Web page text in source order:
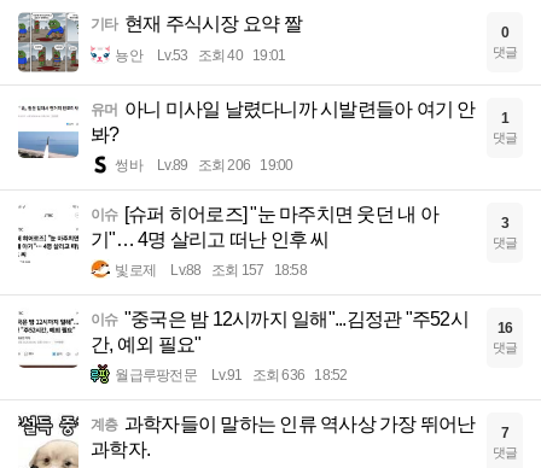
기타 현재 주식시장 요약 짤
뇽안 Lv.53 조회 40 19:01
0
댓글
유머 아니 미사일 날렸다니까 시발련들아 여기 안
봐?
썽바 Lv.89 조회 206 19:00
1
댓글
이슈 [슈퍼 히어로즈] "눈 마주치면 웃던 내 아
기"… 4명 살리고 떠난 인후 씨
빛로제 Lv.88 조회 157 18:58
3
댓글
이슈 "중국은 밤 12시까지 일해"...김정관 "주52시
간, 예외 필요"
월급루팡전문 Lv.91 조회 636 18:52
16
댓글
계층 과학자들이 말하는 인류 역사상 가장 뛰어난
과학자.
7
댓글